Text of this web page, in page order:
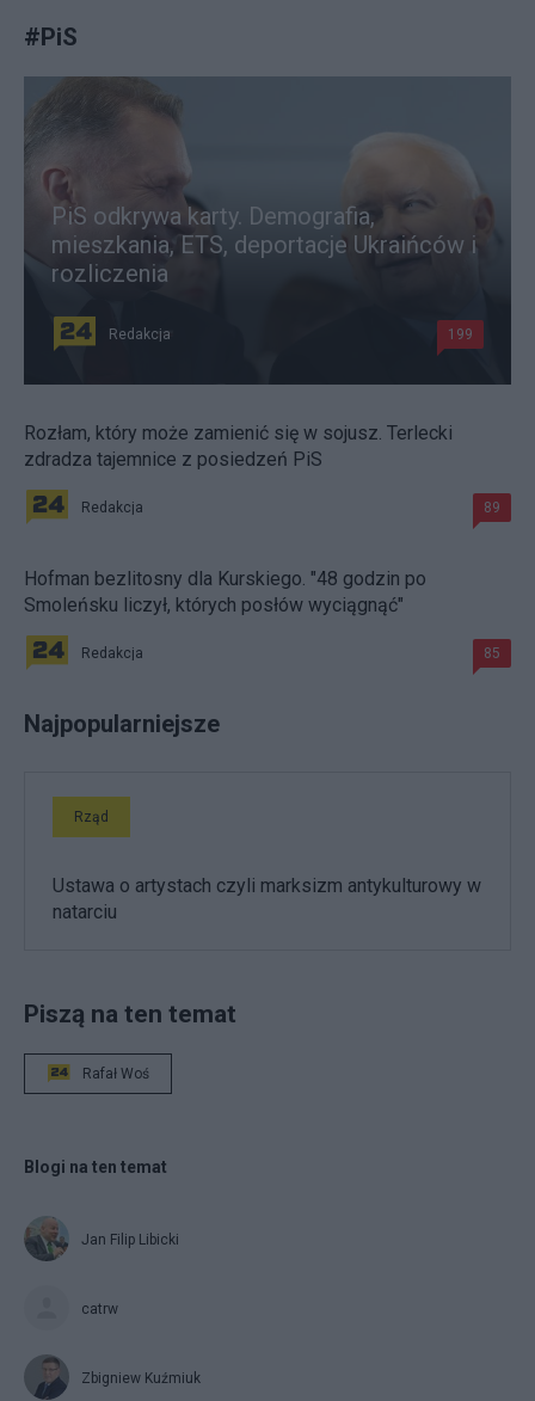
#PiS
PiS odkrywa karty. Demografia,
mieszkania, ETS, deportacje Ukraińców i
rozliczenia
Redakcja 199
Rozłam, który może zamienić się w sojusz. Terlecki
zdradza tajemnice z posiedzeń PiS
Redakcja 89
Hofman bezlitosny dla Kurskiego. "48 godzin po
Smoleńsku liczył, których posłów wyciągnąć"
Redakcja 85
Najpopularniejsze
Rząd
Ustawa o artystach czyli marksizm antykulturowy w
natarciu
Piszą na ten temat
Rafał Woś
Blogi na ten temat
Jan Filip Libicki
catrw
Zbigniew Kuźmiuk